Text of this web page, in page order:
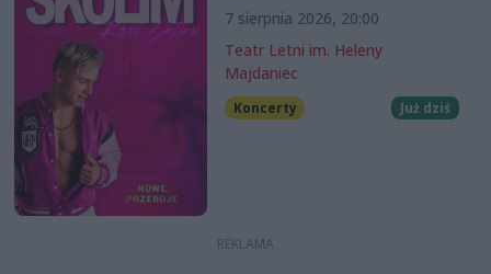
7 sierpnia 2026, 20:00
Teatr Letni im. Heleny
Majdaniec
Koncerty Już dziś